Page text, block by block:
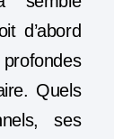
d’abord
Quels
ses